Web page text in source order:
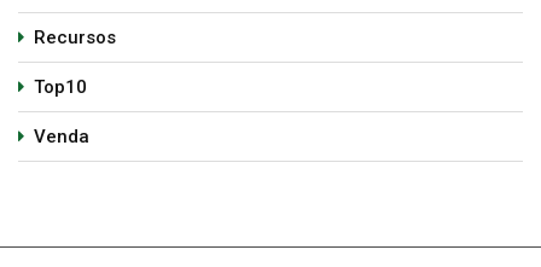
Recursos
Top10
Venda